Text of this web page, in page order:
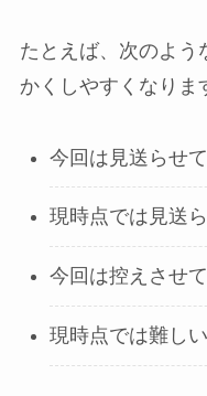
たとえば、次のよう
かくしやすくなりま
今回は見送らせ
現時点では見送
今回は控えさせ
現時点では難し